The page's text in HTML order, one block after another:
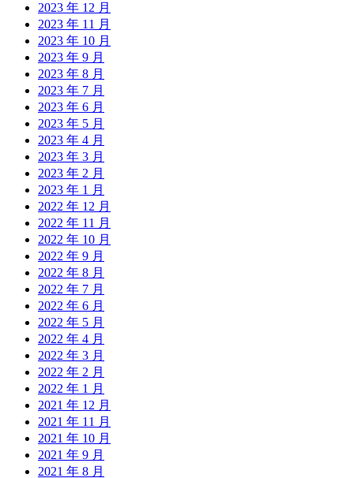
2023 年 12 月
2023 年 11 月
2023 年 10 月
2023 年 9 月
2023 年 8 月
2023 年 7 月
2023 年 6 月
2023 年 5 月
2023 年 4 月
2023 年 3 月
2023 年 2 月
2023 年 1 月
2022 年 12 月
2022 年 11 月
2022 年 10 月
2022 年 9 月
2022 年 8 月
2022 年 7 月
2022 年 6 月
2022 年 5 月
2022 年 4 月
2022 年 3 月
2022 年 2 月
2022 年 1 月
2021 年 12 月
2021 年 11 月
2021 年 10 月
2021 年 9 月
2021 年 8 月